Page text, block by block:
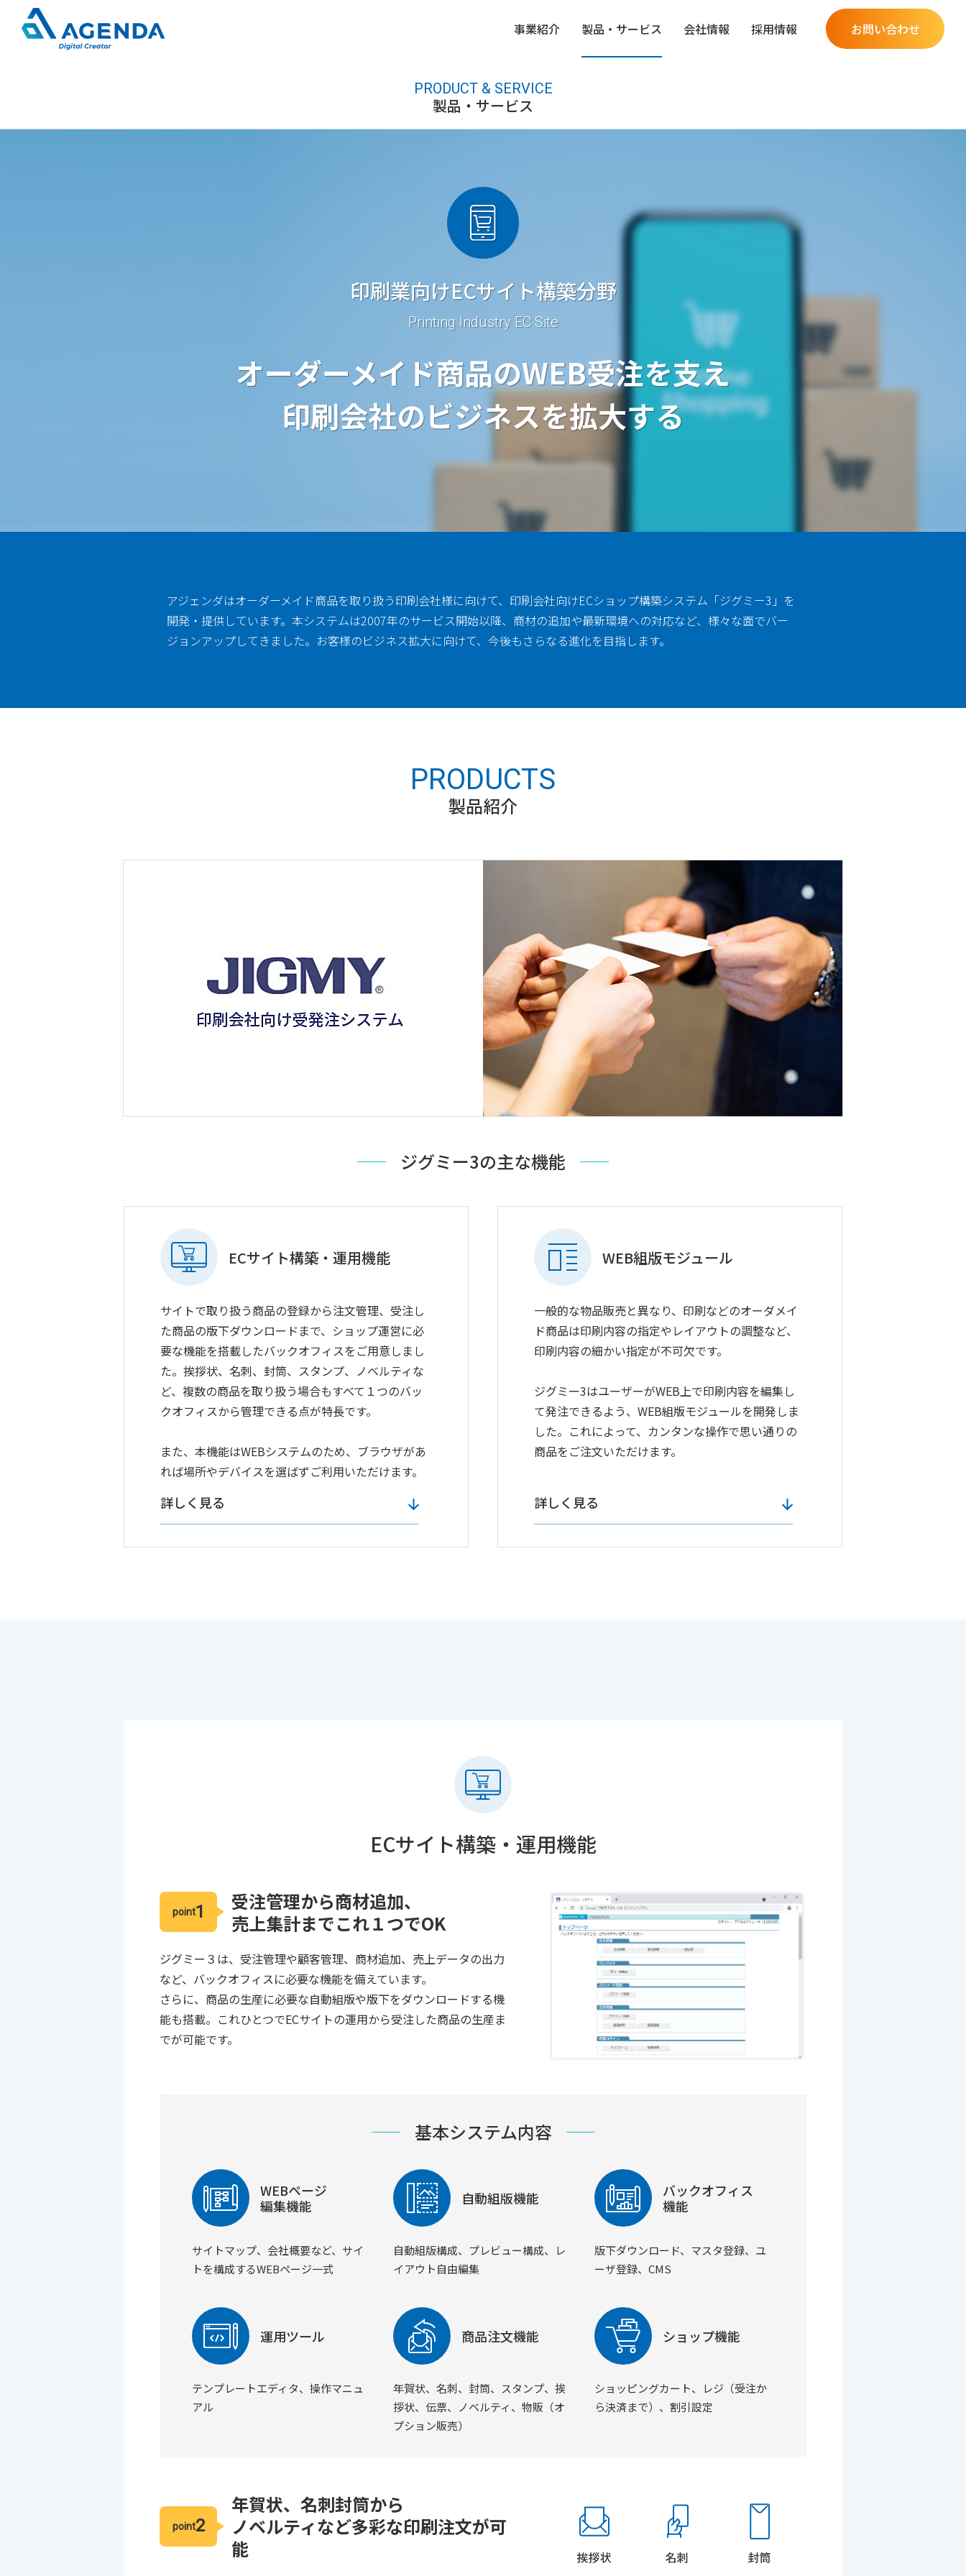
事業紹介 製品・サービス
B2C向けアプリケーション開発分野
会社情報 採用情報
中途向け募集要項
お問い合わせ
PRODUCT & SERVICE
製品・サービス
印刷業向けECサイト構築分野
Printing Industry EC Site
オーダーメイド商品のWEB受注を支え
印刷会社のビジネスを拡大する
アジェンダはオーダーメイド商品を取り扱う印刷会社様に向けて、印刷会社向けECショップ構築システム「ジグミー3」を
開発・提供しています。本システムは2007年のサービス開始以降、商材の追加や最新環境への対応など、様々な面でバー
ジョンアップしてきました。お客様のビジネス拡大に向けて、今後もさらなる進化を目指します。
PRODUCTS
製品紹介
ジグミー3の主な機能
ECサイト構築・運用機能
サイトで取り扱う商品の登録から注文管理、受注し
た商品の版下ダウンロードまで、ショップ運営に必
要な機能を搭載したバックオフィスをご用意しまし
た。挨拶状、名刺、封筒、スタンプ、ノベルティな
ど、複数の商品を取り扱う場合もすべて１つのバッ
クオフィスから管理できる点が特長です。
また、本機能はWEBシステムのため、ブラウザがあ
れば場所やデバイスを選ばずご利用いただけます。
詳しく見る
WEB組版モジュール
一般的な物品販売と異なり、印刷などのオーダメイ
ド商品は印刷内容の指定やレイアウトの調整など、
印刷内容の細かい指定が不可欠です。
ジグミー3はユーザーがWEB上で印刷内容を編集し
て発注できるよう、WEB組版モジュールを開発しま
した。これによって、カンタンな操作で思い通りの
商品をご注文いただけます。
詳しく見る
ECサイト構築・ 運用機能
point1
受注管理から商材追加、
売上集計までこれ１つでOK
ジグミー３は、受注管理や顧客管理、商材追加、売上データの出力
など、バックオフィスに必要な機能を備えています。
さらに、商品の生産に必要な自動組版や版下をダウンロードする機
能も搭載。これひとつでECサイトの運用から受注した商品の生産ま
でが可能です。
基本システム内容
WEBページ
編集機能
サイトマップ、会社概要など、サイ
トを構成するWEBページ一式
自動組版機能
自動組版構成、プレビュー構成、レ
イアウト自由編集
バックオフィス
機能
版下ダウンロード、マスタ登録、ユ
ーザ登録、CMS
運用ツール
テンプレートエディタ、操作マニュ
アル
商品注文機能
年賀状、名刺、封筒、スタンプ、挨
拶状、伝票、ノベルティ、物販（オ
プション販売）
ショップ機能
ショッピングカート、レジ（受注か
ら決済まで）、割引設定
point2
年賀状、名刺封筒から
ノベルティなど多彩な印刷注文が可
能